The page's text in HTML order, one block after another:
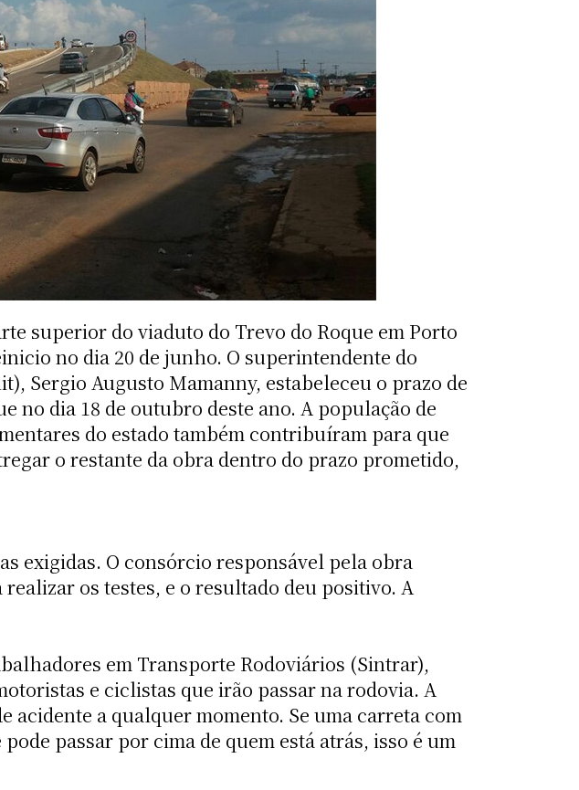
superior do viaduto do Trevo do Roque em Porto
no dia 20 de junho. O superintendente do
Sergio Augusto Mamanny, estabeleceu o prazo de
no dia 18 de outubro deste ano. A população de
do estado também contribuíram para que
o restante da obra dentro do prazo prometido,
exigidas. O consórcio responsável pela obra
os testes, e o resultado deu positivo. A
em Transporte Rodoviários (Sintrar),
e ciclistas que irão passar na rodovia. A
acidente a qualquer momento. Se uma carreta com
passar por cima de quem está atrás, isso é um